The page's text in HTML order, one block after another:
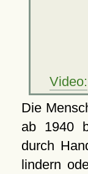
Video:
Die
ab 1940
durch
lindern